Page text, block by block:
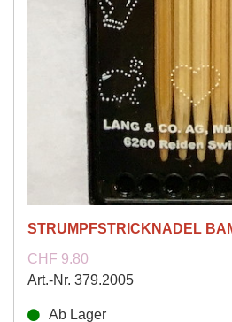
STRUMPFSTRICKNADEL
CHF 9.80
Art.-Nr. 379.2005
Ab Lager